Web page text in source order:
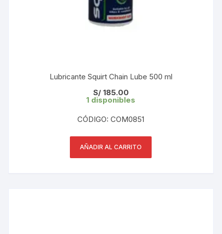
Lubricante Squirt Chain Lube 500 ml
S/185.00
1 disponibles
CÓDIGO: COM0851
AÑADIR AL CARRITO